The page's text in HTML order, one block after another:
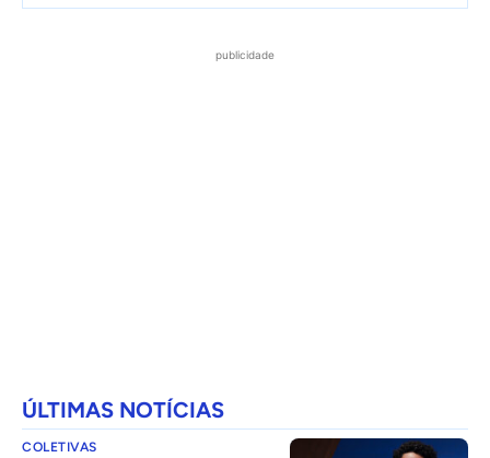
publicidade
ÚLTIMAS NOTÍCIAS
COLETIVAS